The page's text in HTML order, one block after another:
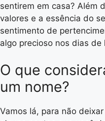
sentirem em casa? Além
valores e a essência do
sentimento de
algo precioso nos dias de
O que
um nome?
Vamos lá, para não